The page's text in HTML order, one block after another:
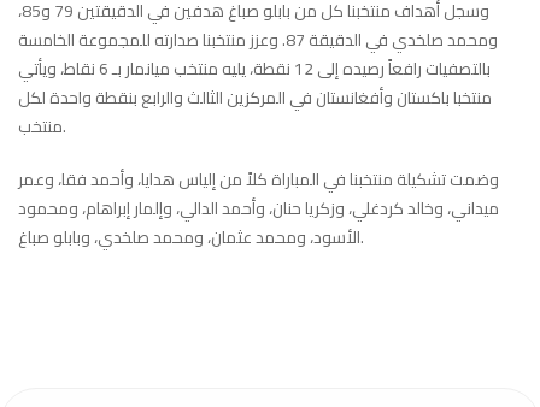
وسجل أهداف منتخبنا كل من بابلو صباغ هدفين في الدقيقتين 79 و85،
ومحمد صلخدي في الدقيقة 87. وعزز منتخبنا صدارته للمجموعة الخامسة
بالتصفيات رافعاً رصيده إلى 12 نقطة، يليه منتخب ميانمار بـ 6 نقاط، ويأتي
منتخبا باكستان وأفغانستان في المركزين الثالث والرابع بنقطة واحدة لكل
منتخب.
وضمت تشكيلة منتخبنا في المباراة كلاً من إلياس هدايا، وأحمد فقا، وعمر
ميداني، وخالد كردغلي، وزكريا حنان، وأحمد الدالي، وإلمار إبراهام، ومحمود
الأسود، ومحمد عثمان، ومحمد صلخدي، وبابلو صباغ.